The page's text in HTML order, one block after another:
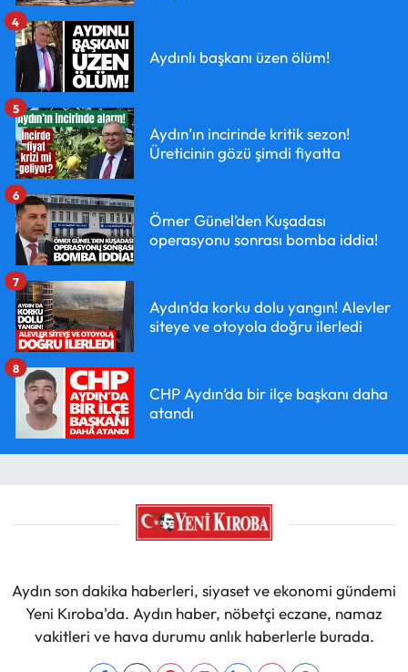
Aydınlı başkanı üzen ölüm!
4
Aydın’ın incirinde kritik sezon!
Üreticinin gözü şimdi fiyatta
5
Ömer Günel’den Kuşadası
operasyonu sonrası bomba iddia!
6
Aydın’da korku dolu yangın! Alevler
siteye ve otoyola doğru ilerledi
7
CHP Aydın’da bir ilçe başkanı daha
atandı
8
Aydın son dakika haberleri, siyaset ve ekonomi gündemi
Yeni Kıroba'da. Aydın haber, nöbetçi eczane, namaz
vakitleri ve hava durumu anlık haberlerle burada.